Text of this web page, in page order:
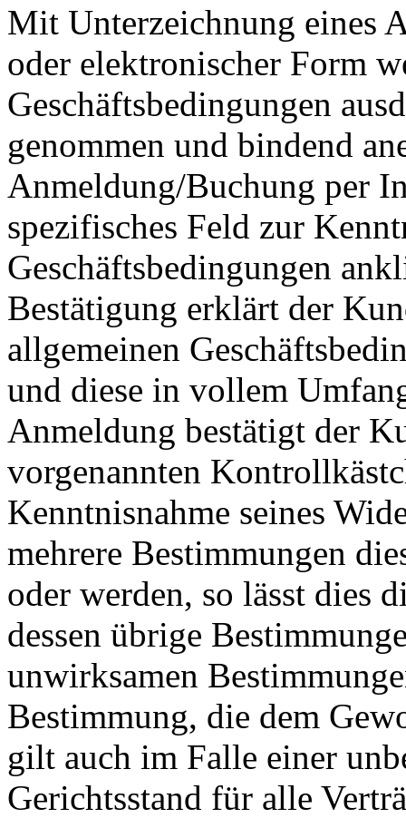
Mit Unterzeichnung eines
oder elektronischer Form
Geschäftsbedingungen
genommen und bindend
Anmeldung/Buchung per
spezifisches Feld zur
Geschäftsbedingungen
Bestätigung erklärt der
allgemeinen
und diese in vollem
Anmeldung bestätigt der
vorgenannten
Kenntnisnahme seines
mehrere Bestimmungen
oder werden, so lässt dies
dessen übrige
unwirksamen
Bestimmung, die dem
gilt auch im Falle einer
Gerichtsstand für alle